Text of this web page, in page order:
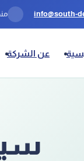
info@south-
عن الشركة